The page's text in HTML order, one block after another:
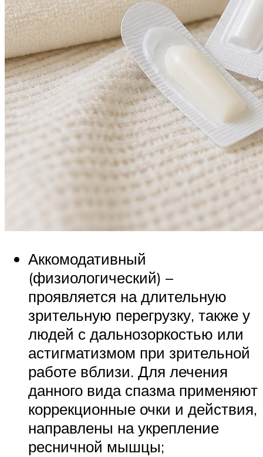
Аккомодативный
(физиологический) –
проявляется на длительную
зрительную перегрузку, также у
людей с дальнозоркостью или
астигматизмом при зрительной
работе вблизи. Для лечения
данного вида спазма применяют
коррекционные очки и действия,
направлены на укрепление
ресничной мышцы;